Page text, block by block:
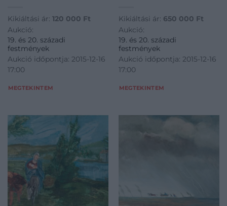
Kikiáltási ár: 120 000 Ft
Aukció:
19. és 20. századi
festmények
Aukció időpontja: 2015-12-16
17:00
MEGTEKINTEM
Kikiáltási ár: 650 000 Ft
Aukció:
19. és 20. századi
festmények
Aukció időpontja: 2015-12-16
17:00
MEGTEKINTEM